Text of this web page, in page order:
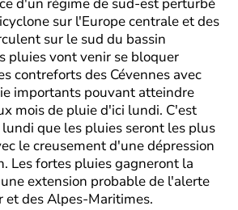
d'un régime de sud-est perturbé
sur l'Europe centrale et des
sur le sud du bassin
pluies vont venir se bloquer
contreforts des Cévennes avec
importants pouvant atteindre
mois de pluie d'ici lundi. C'est
que les pluies seront les plus
le creusement d'une dépression
Les fortes pluies gagneront la
extension probable de l'alerte
et des Alpes-Maritimes.